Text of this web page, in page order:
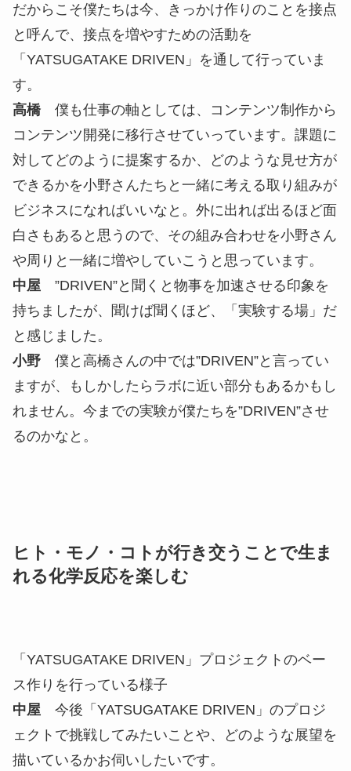
けたブランド産品や八ヶ岳とうもろこしもBBQとし
て提供したら、地域の特性を活かした特別なBBQが
できるかもしれませんね。
魅力的な体験を作ることができたら、みんなが東京
から2時間掛けてでも訪れようと思うだろうし、興
味を持ってもらいやすいと思います。
小野 それは面白いアイデアですね。僕の原体験を
お話しさせていただくと、事業としてきっかけづく
りを提供することだけで良いのか不安に思っていた
ときがあって。けれども、「YATSUGATAKE
DRIVEN」のプロジェクト内容を知人に伝えたとこ
ろ、「そういったきっかけづくりのアプローチもあ
るんですね。僕たちのメーカーでも活かしてみたい
です」と、きっかけを作ったことに対する感謝をい
ただけたことはとても嬉しかったです。
だからこそ僕たちは今、きっかけ作りのことを接点
と呼んで、接点を増やすための活動を
対してどのように提案するか、どのような見せ方が
できるかを小野さんたちと一緒に考える取り組みが
や周りと一緒に増やしていこうと思っています。
中屋 ”DRIVEN”と聞くと物事を加速させる印象を
持ちましたが、聞けば聞くほど、「実験する場」だ
と感じました。
小野僕と高橋さんの中では”DRIVEN”と言ってい